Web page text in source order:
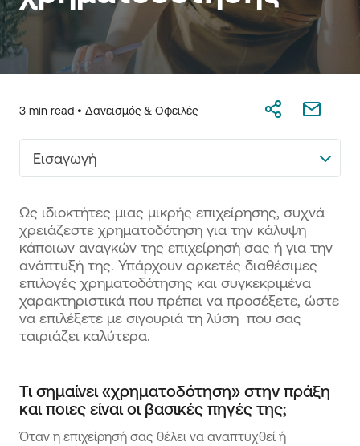
3 min read • Δανεισμός & Οφειλές
Εισαγωγή
Ως ιδιοκτήτες μιας μικρής επιχείρησης, συχνά
χρειάζεστε χρηματοδότηση για την κάλυψη
κάποιων αναγκών της επιχείρησή σας ή για την
ανάπτυξή της. Υπάρχουν αρκετές διαθέσιμες
επιλογές χρηματοδότησης και συγκεκριμένα
χαρακτηριστικά που πρέπει να προσέξετε, ώστε
να επιλέξετε με σιγουριά τη λύση που σας
ταιριάζει καλύτερα.
Τι σημαίνει «χρηματοδότηση» στην πράξη
και ποιες είναι οι βασικές πηγές της;
Όταν η επιχείρησή σας θέλει να αναπτυχθεί ή